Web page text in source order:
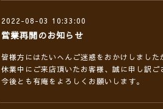
2022-08-03 10:33:00
営業再開のお知らせ
皆様方にはたいへんご迷惑をおかけしまし
休業中にご来店頂いたお客様、誠に申し訳ご
今後とも有庵をよろしくお願いします。